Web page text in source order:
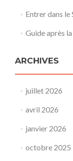
Entrer dans le
Guide après
ARCHIVES
juillet 2026
avril 2026
janvier 2026
octobre 2025